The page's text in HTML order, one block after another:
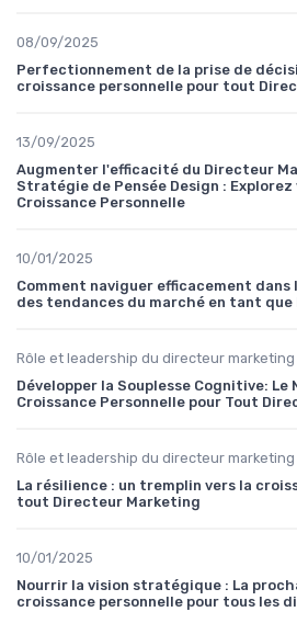
08/09/2025
Perfectionnement de la prise de
croissance personnelle pour tout
13/09/2025
Augmenter l'efficacité du Directeur
Stratégie de Pensée Design :
Croissance Personnelle
10/01/2025
Comment naviguer efficacement
des tendances du marché en tant
Rôle et leadership du directeur marketing
Développer la Souplesse Cognitive: Le
Croissance Personnelle pour Tout
Rôle et leadership du directeur marketing
La résilience : un tremplin vers la
tout Directeur Marketing
10/01/2025
Nourrir la vision stratégique : La
croissance personnelle pour tous les